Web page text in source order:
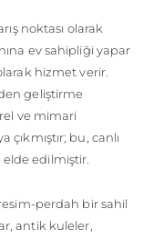
noktası olarak
ev sahipliği yapar
hizmet verir.
geliştirme
ve mimari
bu, canlı
edilmiştir.
perdah bir sahil
antik kuleler,